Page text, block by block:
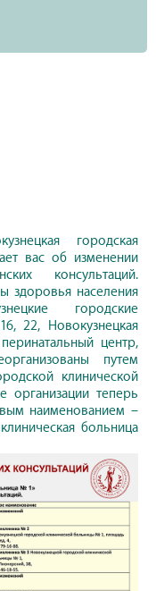
городская
вас об изменении
консультаций.
здоровья населения
городские
22, Новокузнецкая
центр,
путем
клинической
теперь
наименованием –
больница